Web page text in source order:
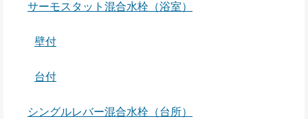
サーモスタット混合水栓（浴室）
壁付
台付
シングルレバー混合水栓（台所）